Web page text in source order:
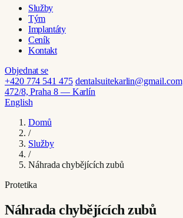
Služby
Tým
Implantáty
Ceník
Kontakt
Objednat se
+420 774 541 475 dentalsuitekarlin@gmail.com
472/8, Praha 8 — Karlín
English
Domů
/
Služby
/
Náhrada chybějících zubů
Protetika
Náhrada chybějících zubů